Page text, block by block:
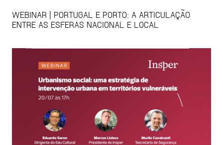
WEBINAR | PORTUGAL E PORTO: A ARTICULAÇÃO
ENTRE AS ESFERAS NACIONAL E LOCAL